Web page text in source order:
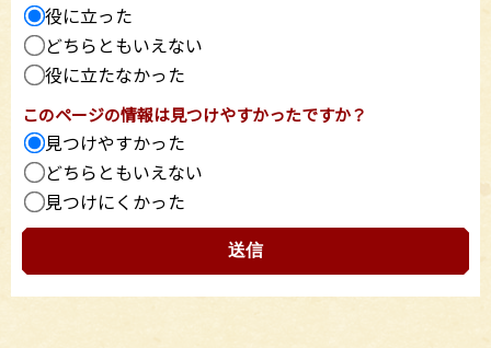
役に立った
どちらともいえない
役に立たなかった
このページの情報は見つけやすかったですか？
見つけやすかった
どちらともいえない
見つけにくかった